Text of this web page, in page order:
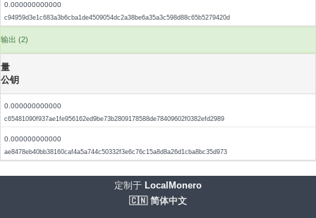
0.000000000000
c94959d3e1c683a3b6cba1de4509054dc2a38be6a35a3c598d88c65b5279420d
输出 (2)
量
公钥
0.000000000000
c65481090f937ae1fe956162ed9be73b2809178588de78409602f0382efd2989
0.000000000000
ae8478eb40bb38160caf4a5a744c50332f3e6c76c15a8d8a26d1cba8bc35d973
定制于 LocalMonero
🇨🇳 简体中文